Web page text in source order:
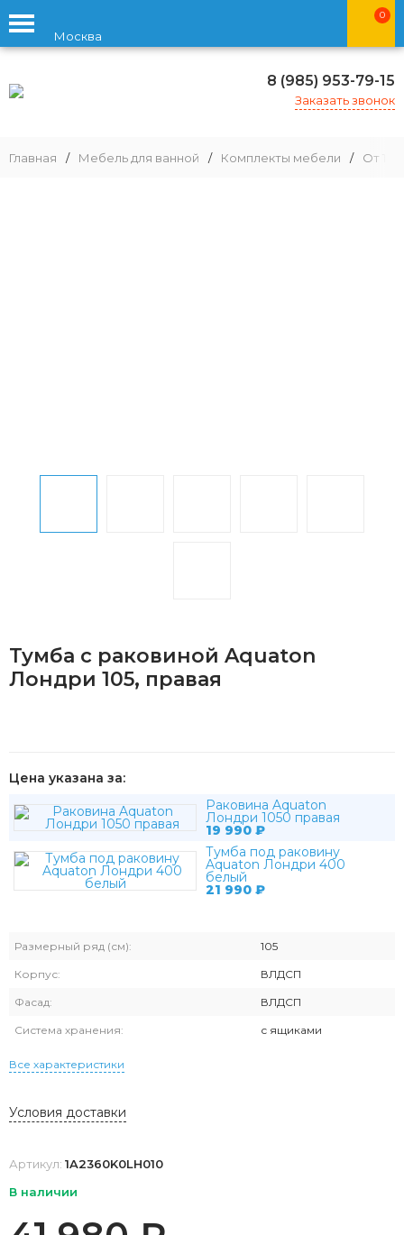
Москва
0
8 (985) 953-79-15
Заказать звонок
Главная / Мебель для ванной / Комплекты мебели / От
Тумба с раковиной Aquaton
Лондри 105, правая
Цена указана за:
Раковина Aquaton
Лондри 1050 правая
19 990 ₽
Тумба под раковину
Aquaton Лондри 400
белый
21 990 ₽
Размерный ряд (см): 105
Корпус: ВЛДСП
Фасад: ВЛДСП
Система хранения: с ящиками
Все характеристики
Условия доставки
Артикул: 1A2360K0LH010
В наличии